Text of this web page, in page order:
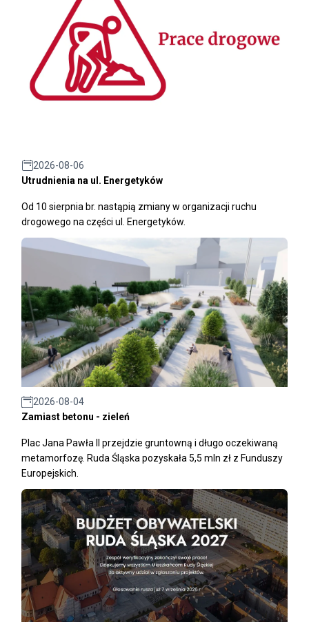
2026-08-06
Utrudnienia na ul. Energetyków
Od 10 sierpnia br. nastąpią zmiany w organizacji ruchu
drogowego na części ul. Energetyków.
2026-08-04
Zamiast betonu - zieleń
Plac Jana Pawła II przejdzie gruntowną i długo oczekiwaną
metamorfozę. Ruda Śląska pozyskała 5,5 mln zł z Funduszy
Europejskich.